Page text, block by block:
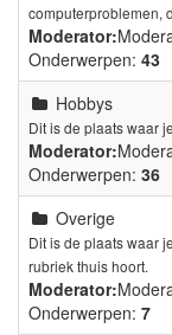
computerproblemen,
Moderator:
Onderwerpen: 43
Hobbys
Dit is de plaats waar
Moderator:
Onderwerpen: 36
Overige
Dit is de plaats waar
rubriek thuis hoort.
Moderator:
Onderwerpen: 7